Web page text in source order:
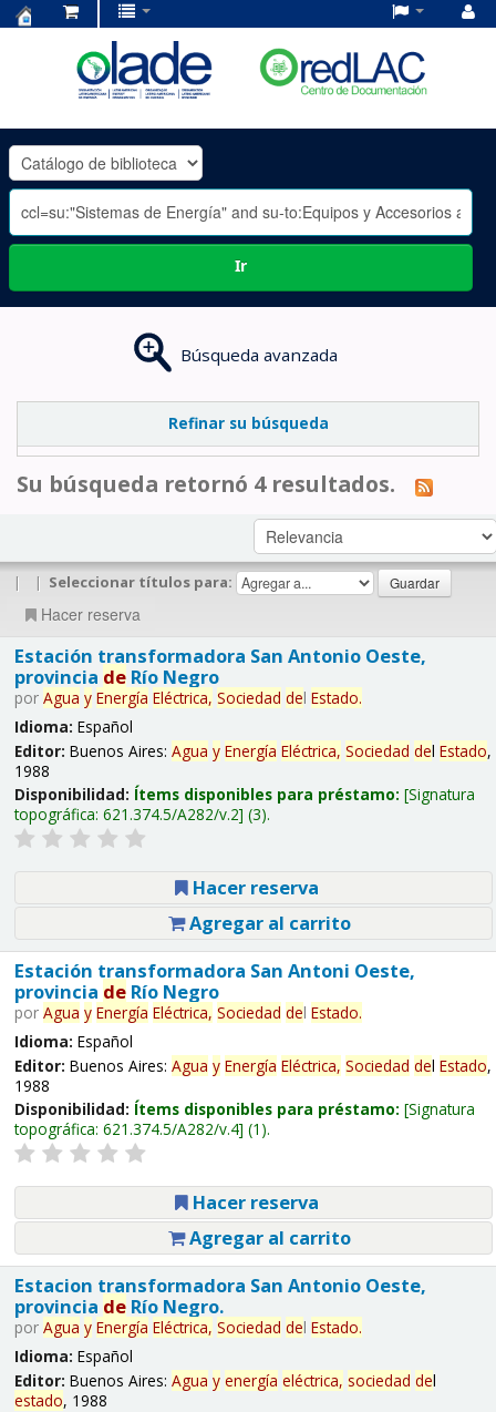
OLADE
-
Ir
Búsqueda avanzada
Refinar su búsqueda
Su búsqueda retornó 4 resultados.
| | Seleccionar títulos para:
Hacer reserva
Estación transformadora San Antonio Oeste,
provincia deRío Negro
por Agua y Energía Eléctrica, Sociedad del Estado.
Idioma: Español
Editor: Buenos Aires: Agua y Energía Eléctrica, Sociedad del Estado,
1988
Disponibilidad: Ítems disponibles para préstamo: Signatura
topográfica: 621.374.5/A282/v.2 (3).
Hacer reserva
Agregar al carrito
Estación transformadora San Antoni Oeste,
provincia deRío Negro
por Agua y Energía Eléctrica, Sociedad del Estado.
Idioma: Español
Editor: Buenos Aires: Agua y Energía Eléctrica, Sociedad del Estado,
1988
Disponibilidad: Ítems disponibles para préstamo: Signatura
topográfica: 621.374.5/A282/v.4 (1).
Hacer reserva
Agregar al carrito
Estacion transformadora San Antonio Oeste,
provincia deRío Negro.
por Agua y Energía Eléctrica, Sociedad del Estado.
Idioma: Español
Editor: Buenos Aires: Agua y energía eléctrica, sociedad del
estado, 1988